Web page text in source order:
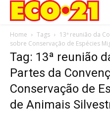
Home Tags
13ª reunião da
sobre Conservação de Espécies
Tag: 13ª reunião
Partes da
Conservação de
de Animais